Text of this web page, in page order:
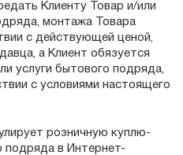
Клиенту Товар и/или
монтажа Товара
с действующей ценой,
а Клиент обязуется
услуги бытового подряда,
с условиями настоящего
розничную куплю-
подряда в Интернет-